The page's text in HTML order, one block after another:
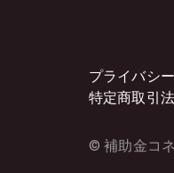
プライバシ
特定商取引
© 補助金コ